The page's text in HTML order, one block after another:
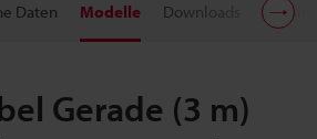
Daten Modelle Downloads
Gerade (3 m)